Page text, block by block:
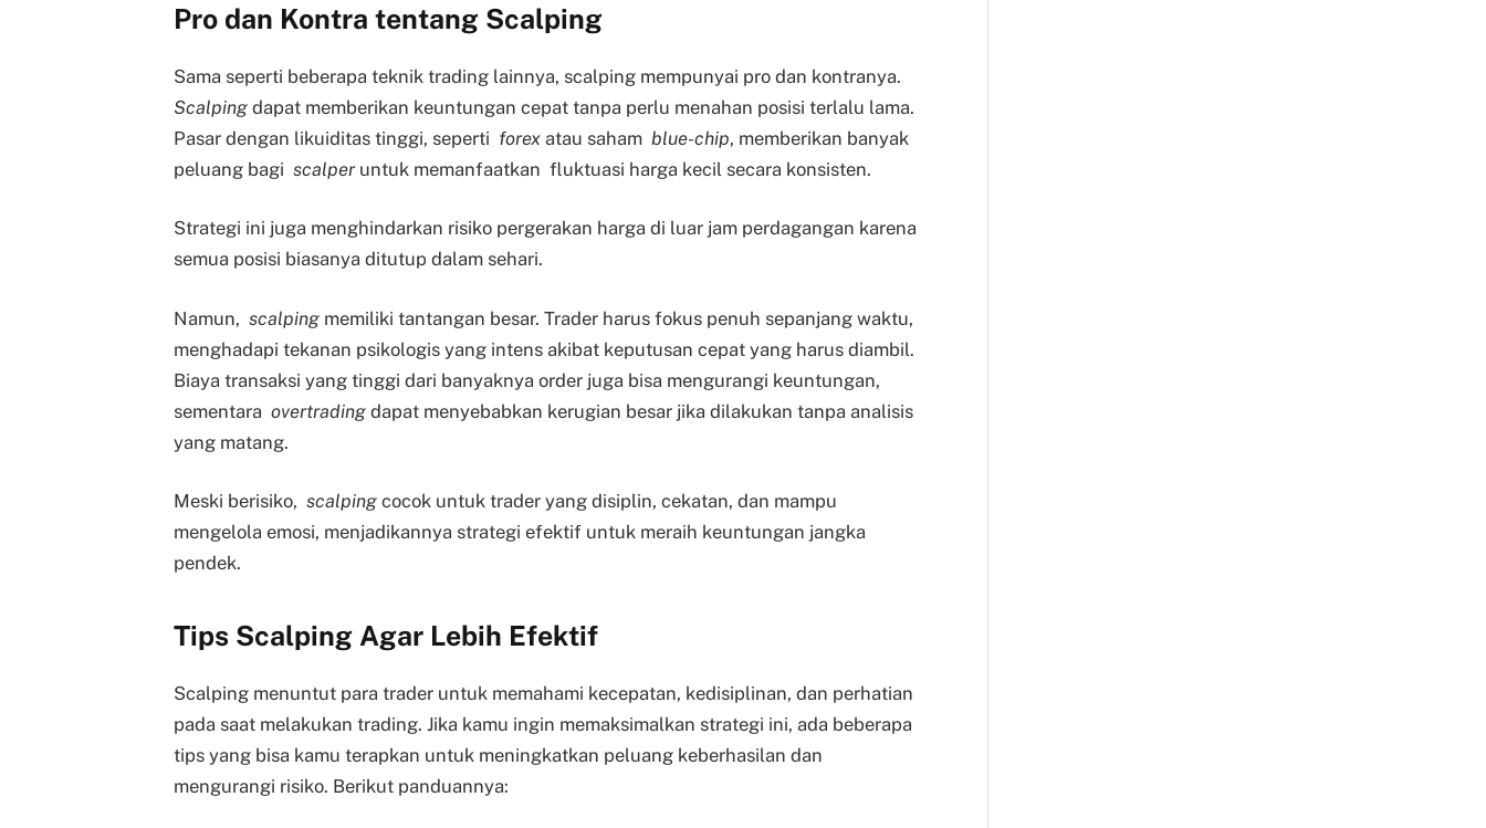
Pro dan Kontra tentang Scalping
Sama seperti beberapa teknik trading lainnya, scalping mempunyai pro dan kontranya.
Scalping dapat memberikan keuntungan cepat tanpa perlu menahan posisi terlalu lama.
Pasar dengan likuiditas tinggi, seperti forex atau saham blue-chip, memberikan banyak
peluang bagi scalperuntuk memanfaatkan fluktuasi harga kecil secara konsisten.
Strategi ini juga menghindarkan risiko pergerakan harga di luar jam perdagangan karena
semua posisi biasanya ditutup dalam sehari.
Namun, scalping memiliki tantangan besar. Trader harus fokus penuh sepanjang waktu,
menghadapi tekanan psikologis yang intens akibat keputusan cepat yang harus diambil.
Biaya transaksi yang tinggi dari banyaknya order juga bisa mengurangi keuntungan,
sementara overtrading dapat menyebabkan kerugian besar jika dilakukan tanpa analisis
yang matang.
Meski berisiko, scalping cocok untuk trader yang disiplin, cekatan, dan mampu
mengelola emosi, menjadikannya strategi efektif untuk meraih keuntungan jangka
pendek.
Tips Scalping Agar Lebih Efektif
Scalping menuntut para trader untuk memahami kecepatan, kedisiplinan, dan perhatian
pada saat melakukan trading. Jika kamu ingin memaksimalkan strategi ini, ada beberapa
tips yang bisa kamu terapkan untuk meningkatkan peluang keberhasilan dan
mengurangi risiko. Berikut panduannya: